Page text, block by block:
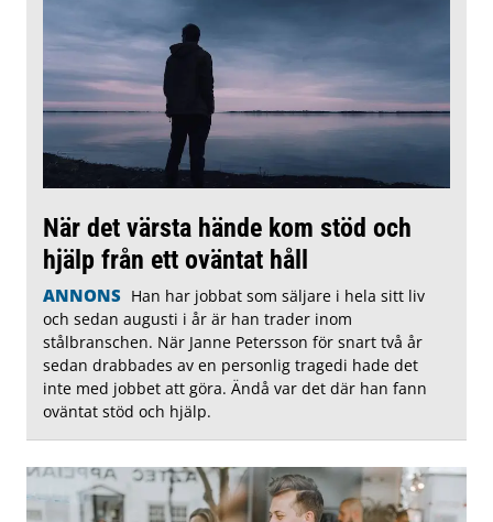
När det värsta hände kom stöd och
hjälp från ett oväntat håll
ANNONS Han har jobbat som säljare i hela sitt liv
och sedan augusti i år är han trader inom
stålbranschen. När Janne Petersson för snart två år
sedan drabbades av en personlig tragedi hade det
inte med jobbet att göra. Ändå var det där han fann
oväntat stöd och hjälp.